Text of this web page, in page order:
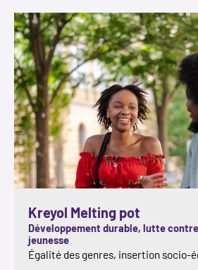
Kreyol Melting pot
Développement durable, lutte
jeunesse
Égalité des genres, insertion socio-